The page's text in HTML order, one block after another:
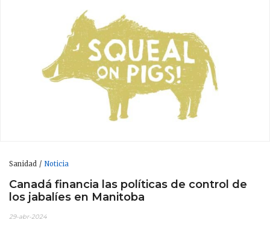
Sanidad Noticia
Canadá financia las políticas de control de
los jabalíes en Manitoba
29-abr-2024